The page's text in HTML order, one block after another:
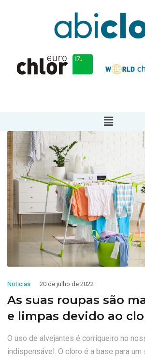
Noticias 20 de julho de 2022
As suas roupas são
e limpas devido ao
O uso de alvejantes é corriqueiro no
indispensável. O cloro é a base para um